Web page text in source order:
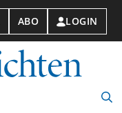
ABO LOGIN